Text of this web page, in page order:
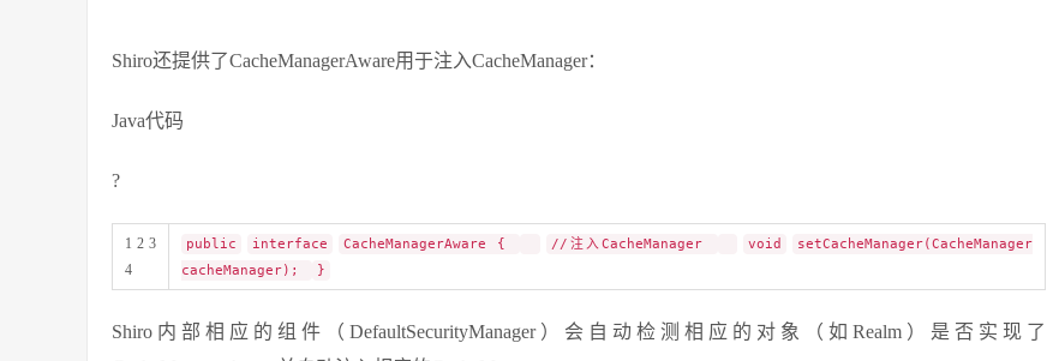
Shiro还提供了CacheManagerAware用于注入CacheManager：
Java代码
?
1 2 3
4
public interface CacheManagerAware { //注入CacheManager void
setCacheManager(CacheManager
cacheManager);
}
Shiro内部相应的组件（DefaultSecurityManager）会自动检测相应的对象（如Realm）是否实现了